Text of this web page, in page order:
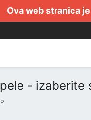
Ova web stranica
- izaberite